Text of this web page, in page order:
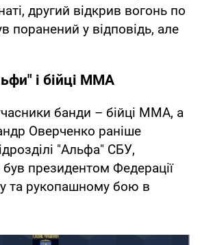
другий відкрив вогонь по
поранений у відповідь, але
і бійці ММА
банди – бійці ММА, а
Оверченко раніше
"Альфа" СБУ,
президентом Федерації
та рукопашному бою в